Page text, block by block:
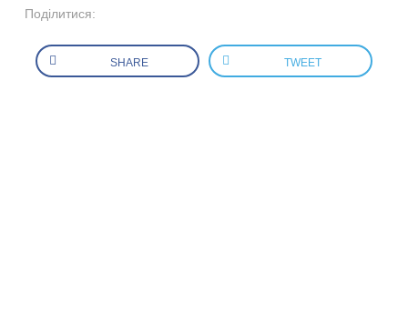
Поділитися:
SHARE TWEET